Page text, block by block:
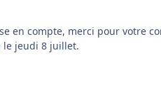
en compte, merci pour votre
le jeudi 8 juillet.